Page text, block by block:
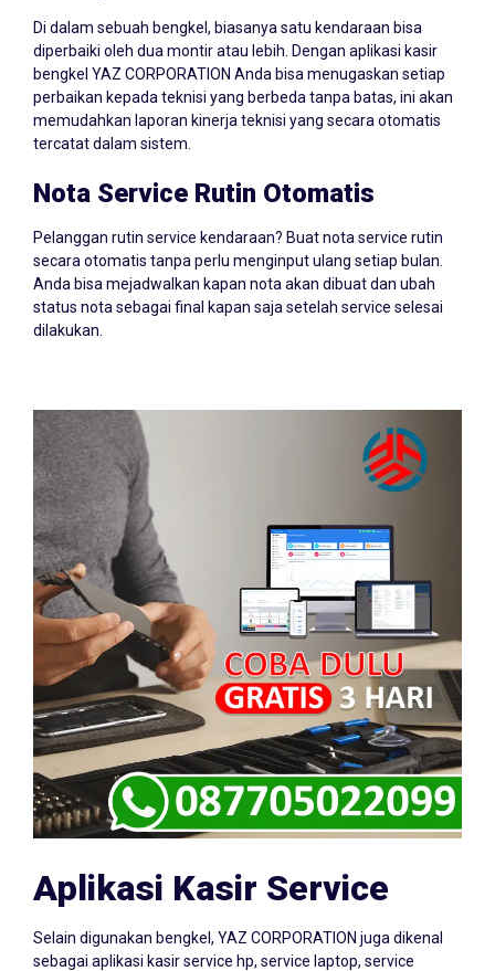
Di dalam sebuah bengkel, biasanya satu kendaraan bisa
diperbaiki oleh dua montir atau lebih. Dengan aplikasi kasir
bengkel YAZ CORPORATION Anda bisa menugaskan setiap
perbaikan kepada teknisi yang berbeda tanpa batas, ini akan
memudahkan laporan kinerja teknisi yang secara otomatis
tercatat dalam sistem.
Nota Service Rutin Otomatis
Pelanggan rutin service kendaraan? Buat nota service rutin
secara otomatis tanpa perlu menginput ulang setiap bulan.
Anda bisa mejadwalkan kapan nota akan dibuat dan ubah
status nota sebagai final kapan saja setelah service selesai
dilakukan.
Aplikasi Kasir Service
Selain digunakan bengkel, YAZ CORPORATION juga dikenal
sebagai aplikasi kasir service hp, service laptop, service